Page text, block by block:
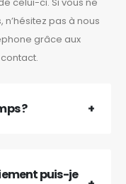
pas à nous
grâce aux
?
puis-je